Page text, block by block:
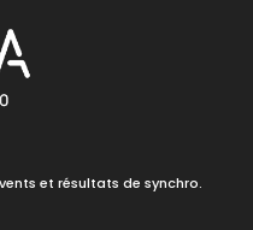
et résultats de synchro.